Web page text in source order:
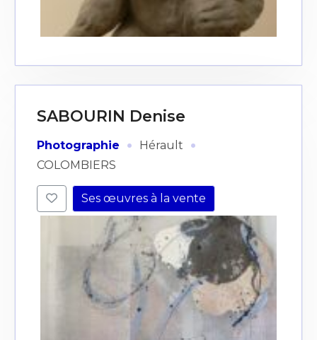
SABOURIN Denise
Photographie · Hérault ·
COLOMBIERS
Ses œuvres à la vente